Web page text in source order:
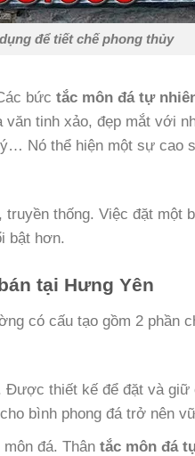
để tiết chế phong thủy
bức tắc môn đá tự
tinh xảo, đẹp mắt với
Nó thể hiện một sự cao
thống. Việc đặt một
bật hơn.
tại Hưng Yên
có cấu tạo gồm 2 phần
Được thiết kế để đặt và giữ
bình phong đá trở nên
môn đá. Thântắc môn đá